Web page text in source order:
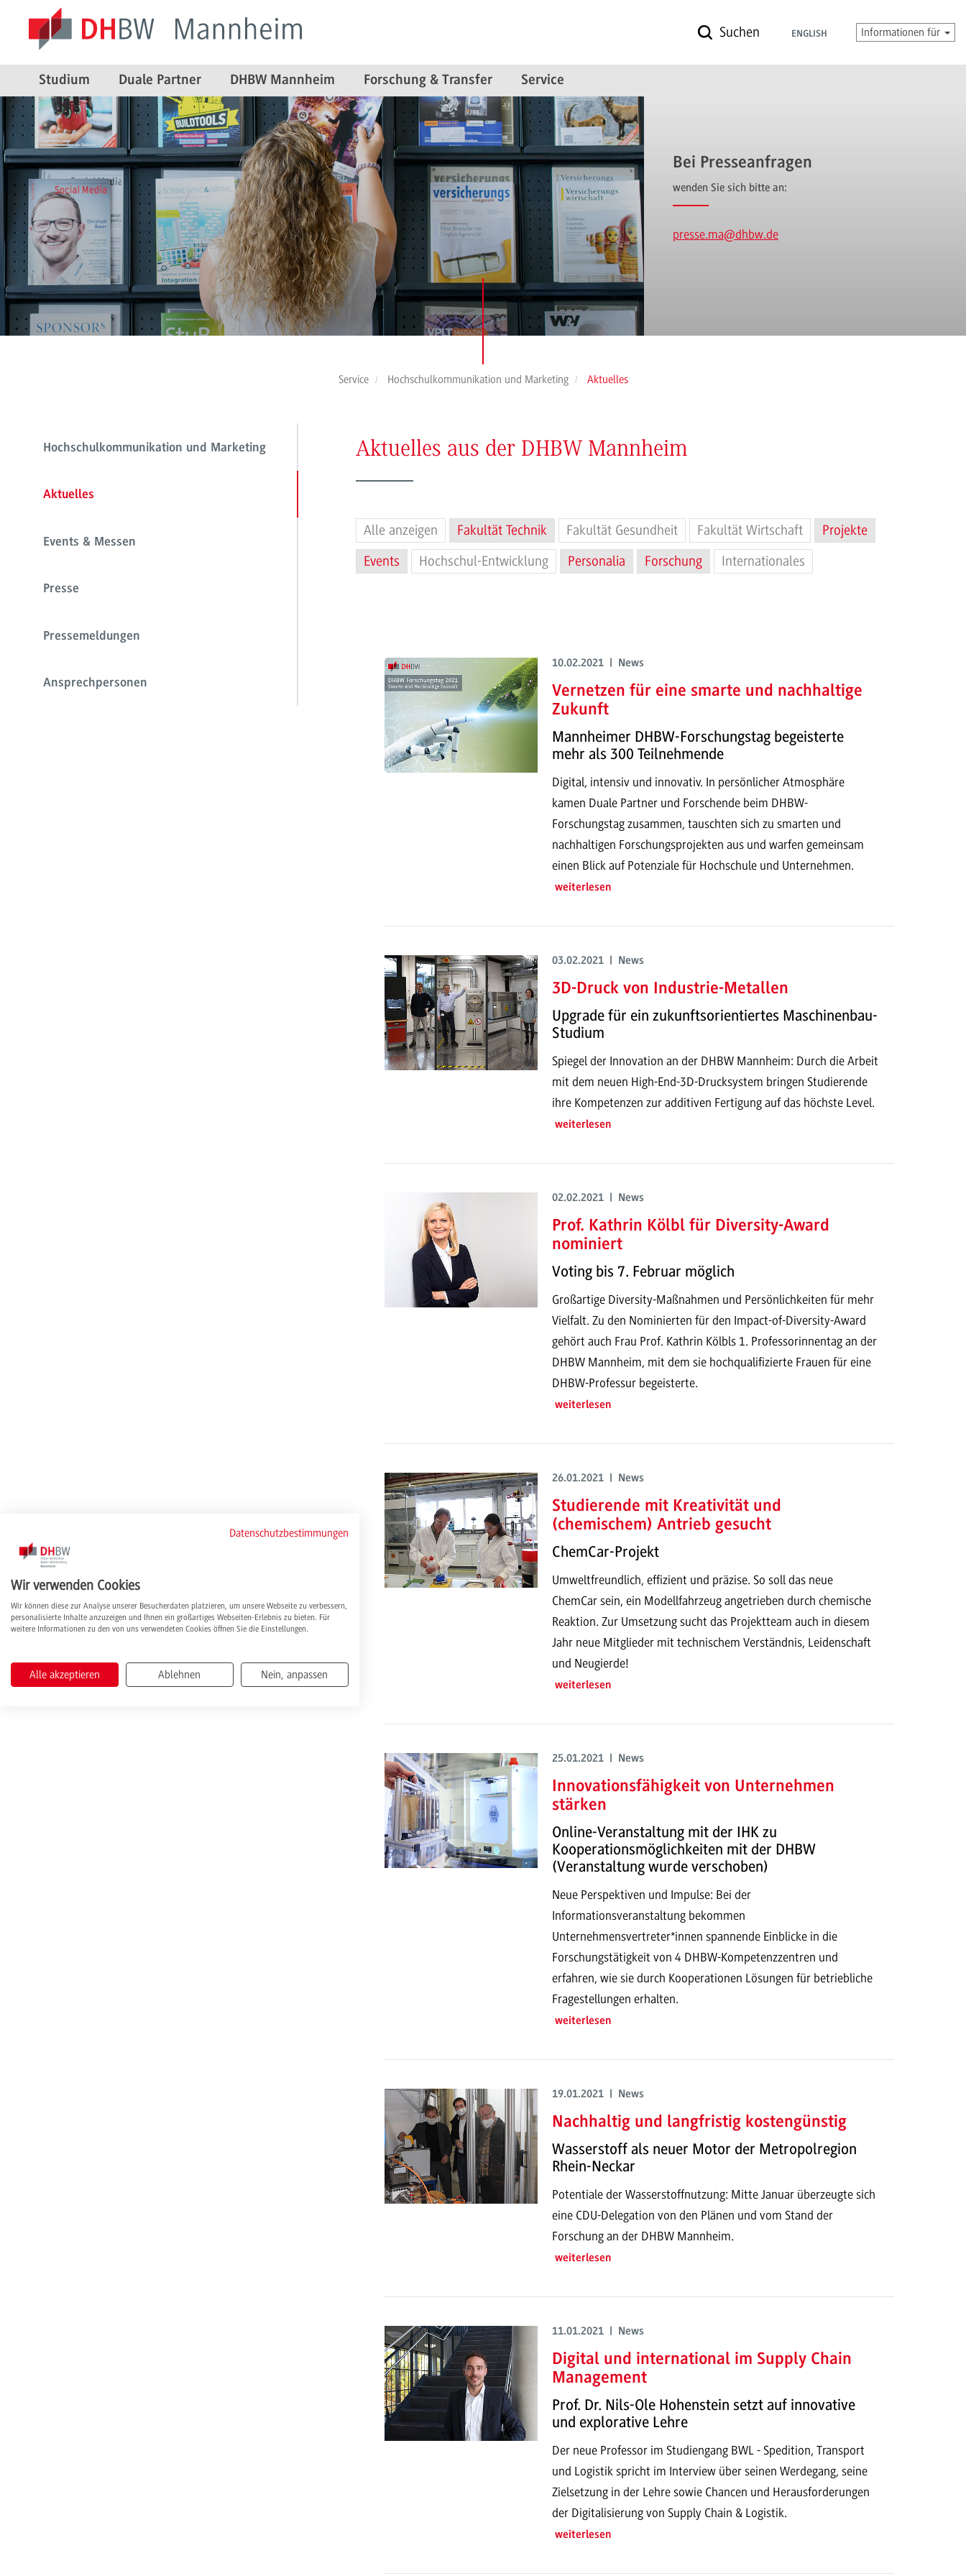
Suchen ENGLISH Informationen für
Studium Duale Partner DHBW Mannheim Forschung & Transfer Service
Bei Presseanfragen
wenden Sie sich bitte an:
presse.ma@dhbw.de
Service Hochschulkommunikation und Marketing Aktuelles
Hochschulkommunikation und Marketing
Aktuelles
Events & Messen
Presse
Pressemeldungen
Ansprechpersonen
Aktuelles aus der DHBW Mannheim
Alle anzeigen Fakultät Technik Fakultät Gesundheit Fakultät Wirtschaft
Projekte
Events
Hochschul-Entwicklung Personalia Forschung Internationales
10.02.2021 | News
Vernetzen für eine smarte und nachhaltige
Zukunft
Mannheimer DHBW-Forschungstag begeisterte
mehr als 300 Teilnehmende
Digital, intensiv und innovativ. In persönlicher Atmosphäre
kamen Duale Partner und Forschende beim DHBW-
Forschungstag zusammen, tauschten sich zu smarten und
nachhaltigen Forschungsprojekten aus und warfen gemeinsam
einen Blick auf Potenziale für Hochschule und Unternehmen.
weiterlesen
03.02.2021 | News
3D-Druck von Industrie-Metallen
Upgrade für ein zukunftsorientiertes Maschinenbau-
Studium
Spiegel der Innovation an der DHBW Mannheim: Durch die Arbeit
mit dem neuen High-End-3D-Drucksystem bringen Studierende
ihre Kompetenzen zur additiven Fertigung auf das höchste Level.
weiterlesen
02.02.2021 | News
Prof. Kathrin Kölbl für Diversity-Award
nominiert
Voting bis 7. Februar möglich
Großartige Diversity-Maßnahmen und Persönlichkeiten für mehr
Vielfalt. Zu den Nominierten für den Impact-of-Diversity-Award
gehört auch Frau Prof. Kathrin Kölbls 1. Professorinnentag an der
DHBW Mannheim, mit dem sie hochqualifizierte Frauen für eine
DHBW-Professur begeisterte.
weiterlesen
26.01.2021 | News
Studierende mit Kreativität und
(chemischem) Antrieb gesucht
ChemCar-Projekt
Umweltfreundlich, effizient und präzise. So soll das neue
ChemCar sein, ein Modellfahrzeug angetrieben durch chemische
Reaktion. Zur Umsetzung sucht das Projektteam auch in diesem
Jahr neue Mitglieder mit technischem Verständnis, Leidenschaft
und Neugierde!
weiterlesen
25.01.2021 | News
Innovationsfähigkeit von Unternehmen
stärken
Online-Veranstaltung mit der IHK zu
Kooperationsmöglichkeiten mit der DHBW
(Veranstaltung wurde verschoben)
Neue Perspektiven und Impulse: Bei der
Informationsveranstaltung bekommen
Unternehmensvertreter*innen spannende Einblicke in die
Forschungstätigkeit von 4 DHBW-Kompetenzzentren und
erfahren, wie sie durch Kooperationen Lösungen für betriebliche
Fragestellungen erhalten.
weiterlesen
19.01.2021 | News
Nachhaltig und langfristig kostengünstig
Wasserstoff als neuer Motor der Metropolregion
Rhein-Neckar
Potentiale der Wasserstoffnutzung: Mitte Januar überzeugte sich
eine CDU-Delegation von den Plänen und vom Stand der
Forschung an der DHBW Mannheim.
weiterlesen
11.01.2021 | News
Digital und international im Supply Chain
Management
Prof. Dr. Nils-Ole Hohenstein setzt auf innovative
und explorative Lehre
Der neue Professor im Studiengang BWL - Spedition, Transport
und Logistik spricht im Interview über seinen Werdegang, seine
Zielsetzung in der Lehre sowie Chancen und Herausforderungen
der Digitalisierung von Supply Chain & Logistik.
weiterlesen
Datenschutzbestimmungen
Wir verwenden Cookies
Wir können diese zur Analyse unserer Besucherdaten platzieren, um unsere Webseite zu verbessern,
personalisierte Inhalte anzuzeigen und Ihnen ein großartiges Webseiten-Erlebnis zu bieten. Für
weitere Informationen zu den von uns verwendeten Cookies öffnen Sie die Einstellungen.
Alle akzeptieren Ablehnen Nein, anpassen